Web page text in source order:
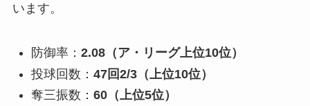
います。
防御率： 2.08（ア・リーグ上位10位）
投球回数： 47回2/3（上位10位）
奪三振数： 60（上位5位）